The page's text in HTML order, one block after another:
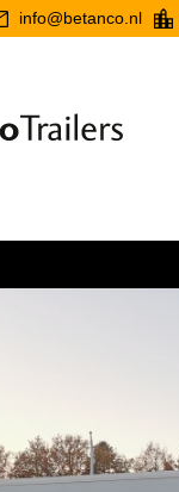
info@betanco.nl